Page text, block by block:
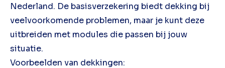
Nederland. De basisverzekering biedt dekking bij
veelvoorkomende problemen, maar je kunt deze
uitbreiden met modules die passen bij jouw
situatie.
Voorbeelden van dekkingen: